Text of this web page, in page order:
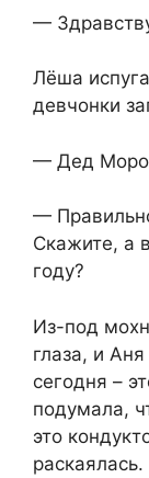
—
Лёша
девчонки
— Дед
—
Скажите, а
году?
Из-под
глаза, и
сегодня –
подумала,
это